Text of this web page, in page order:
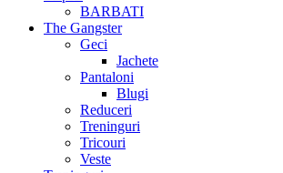
BARBATI
The Gangster
Geci
Jachete
Pantaloni
Blugi
Reduceri
Treninguri
Tricouri
Veste